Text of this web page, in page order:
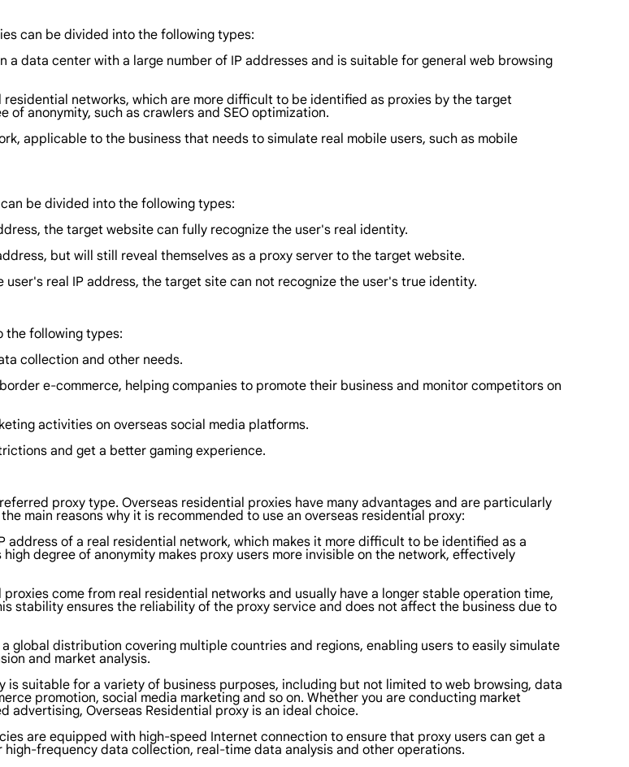
can be divided into the following types:
data center with a large number of IP addresses and is suitable for general web browsing
networks, which are more difficult to be identified as proxies by the target
anonymity, such as crawlers and SEO optimization.
applicable to the business that needs to simulate real mobile users, such as mobile
be divided into the following types:
the target website can fully recognize the user's real identity.
but will still reveal themselves as a proxy server to the target website.
user's real IP address, the target site can not recognize the user's true identity.
the following types:
collection and other needs.
e-commerce, helping companies to promote their business and monitor competitors on
activities on overseas social media platforms.
and get a better gaming experience.
proxy type. Overseas residential proxies have many advantages and are particularly
main reasons why it is recommended to use an overseas residential proxy:
address of a real residential network, which makes it more difficult to be identified as a
degree of anonymity makes proxy users more invisible on the network, effectively
come from real residential networks and usually have a longer stable operation time,
stability ensures the reliability of the proxy service and does not affect the business due to
global distribution covering multiple countries and regions, enabling users to easily simulate
and market analysis.
is suitable for a variety of business purposes, including but not limited to web browsing, data
promotion, social media marketing and so on. Whether you are conducting market
Overseas Residential proxy is an ideal choice.
are equipped with high-speed Internet connection to ensure that proxy users can get a
frequency data collection, real-time data analysis and other operations.